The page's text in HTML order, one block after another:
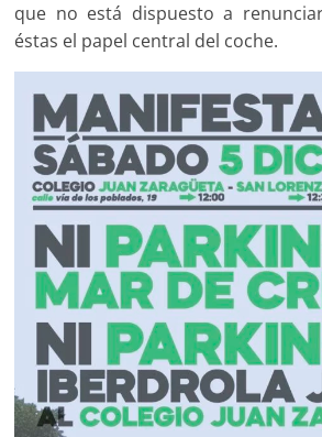
que no está dispuesto a
éstas el papel central del coche.